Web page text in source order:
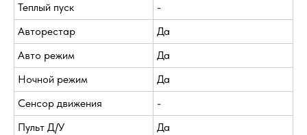
Теплый пуск
-
Авторестар
Да
Авто режим
Да
Ночной режим
Да
Сенсор движения
-
Пульт Д/У
Да